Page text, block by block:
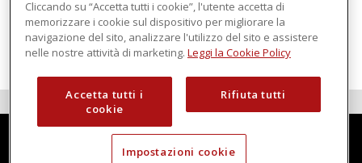
Regolamento macchine
Cliccando su “Accetta tutti i cookie”, l'utente accetta di
memorizzare i cookie sul dispositivo per migliorare la
navigazione del sito, analizzare l'utilizzo del sito e assistere
nelle nostre attività di marketing. Leggi la Cookie Policy
Accetta tutti i
cookie
Rifiuta tutti
Impostazioni cookie